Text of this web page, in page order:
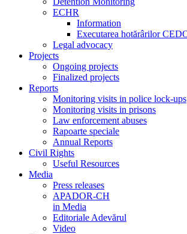
ECHR
Information
Executarea hotărârilor
Legal advocacy
Projects
Ongoing projects
Finalized projects
Reports
Monitoring visits in police lock-ups
Monitoring visits in prisons
Law enforcement abuses
Rapoarte speciale
Annual Reports
Civil Rights
Useful Resources
Media
Press releases
APADOR-CH
in Media
Editoriale Adevărul
Video